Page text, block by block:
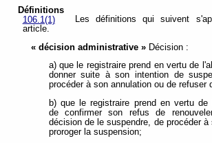
Définitions
106.1(1)
Les définitions qui suivent
article.
« décision administrative » Décision :
a) que le registraire prend en vertu de
donner suite à son intention de
procéder à son annulation ou de refuser
b) que le registraire prend en vertu de
de confirmer son refus de
décision de le suspendre, de procéder
proroger la suspension;